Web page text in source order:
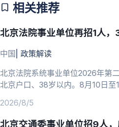
相关推荐
北京法院事业单位再招1人
中国 政策解读
北京法院系统事业单位2026年第
北京户口、38岁以内。8月10日
2026/8/5
北京交通委事业单位招9人